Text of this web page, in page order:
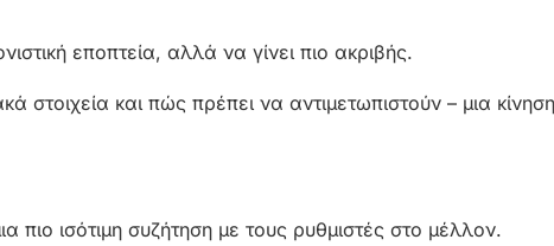
εποπτεία, αλλά να γίνει πιο ακριβής.
στοιχεία και πώς πρέπει να αντιμετωπιστούν – μια κίνηση
πιο ισότιμη συζήτηση με τους ρυθμιστές στο μέλλον.